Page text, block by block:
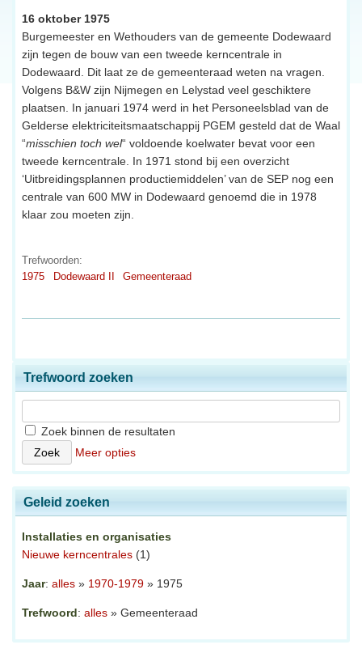
16 oktober 1975
Burgemeester en Wethouders van de gemeente Dodewaard
zijn tegen de bouw van een tweede kerncentrale in
Dodewaard. Dit laat ze de gemeenteraad weten na vragen.
Volgens B&W zijn Nijmegen en Lelystad veel geschiktere
plaatsen. In januari 1974 werd in het Personeelsblad van de
Gelderse elektriciteitsmaatschappij PGEM gesteld dat de Waal
“misschien toch wel“ voldoende koelwater bevat voor een
tweede kerncentrale. In 1971 stond bij een overzicht
‘Uitbreidingsplannen productiemiddelen’ van de SEP nog een
centrale van 600 MW in Dodewaard genoemd die in 1978
klaar zou moeten zijn.
Trefwoorden:
1975
Dodewaard II Gemeenteraad
Trefwoord zoeken
Zoek binnen de resultaten
Meer opties
Geleid zoeken
Installaties en organisaties
Nieuwe kerncentrales (1)
Jaar: alles » 1970-1979 » 1975
Trefwoord: alles » Gemeenteraad